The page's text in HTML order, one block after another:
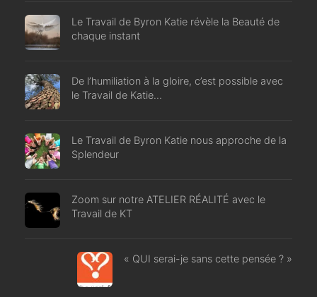
Le Travail de Byron Katie révèle la Beauté de
chaque instant
De l’humiliation à la gloire, c’est possible avec
le Travail de Katie…
Le Travail de Byron Katie nous approche de la
Splendeur
Zoom sur notre ATELIER RÉALITÉ avec le
Travail de KT
« QUI serai-je sans cette pensée ? »